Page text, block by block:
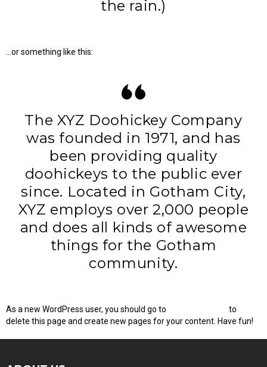
the rain.)
…or something like this:
The XYZ Doohickey Company
was founded in 1971, and has
been providing quality
doohickeys to the public ever
since. Located in Gotham City,
XYZ employs over 2,000 people
and does all kinds of awesome
things for the Gotham
community.
As a new WordPress user, you should go to
to
delete this page and create new pages for your content. Have fun!